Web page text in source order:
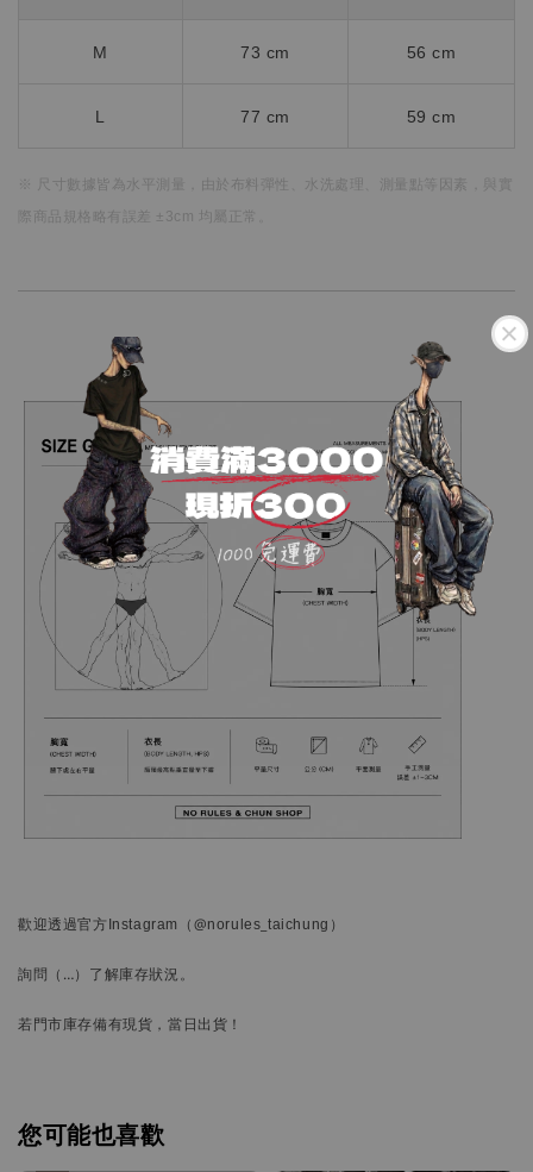
M 73 cm 56 cm
L 77 cm 59 cm
※ 尺寸數據皆為水平測量， 由於布料彈性、水洗處理、測量點等因素，
際商品規格略有誤差 ±3cm 均屬正常。
歡迎透過官方Instagram （@norules_taichung）
詢問 （…） 了解庫存狀況。
若門市庫存備有現貨，當日出貨！
您可能也喜歡